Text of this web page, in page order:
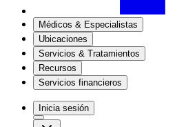
Médicos & Especialistas
Ubicaciones
Servicios & Tratamientos
Recursos
Servicios financieros
Inicia sesión